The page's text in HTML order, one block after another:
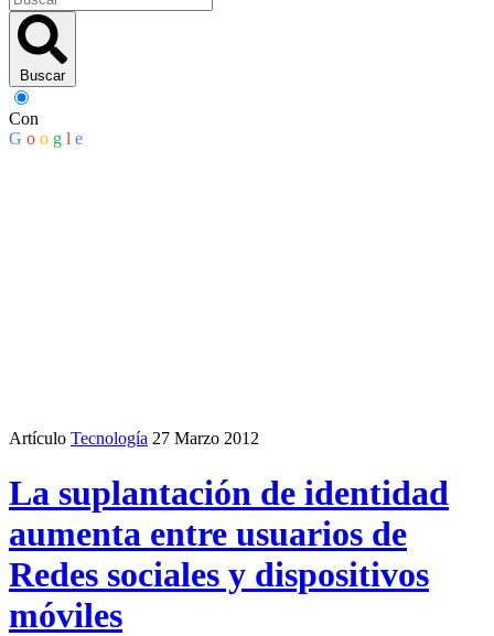
Buscar
Con
G o o g l e
Artículo Tecnología 27 Marzo 2012
La suplantación de identidad
aumenta entre usuarios de
Redes sociales y dispositivos
móviles